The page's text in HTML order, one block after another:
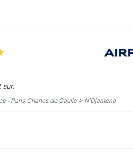
› Paris Charles de Gaulle > N'Djamena